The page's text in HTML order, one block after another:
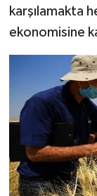
karşılamakta
ekonomisine